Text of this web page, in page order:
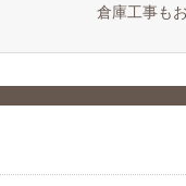
倉庫工事も